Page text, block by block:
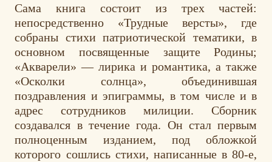
Сама книга состоит из трех частей:
непосредственно «Трудные версты», где
собраны стихи патриотической тематики, в
основном посвященные защите Родины;
«Акварели» — лирика и романтика, а также
«Осколки солнца», объединившая
поздравления и эпиграммы, в том числе и в
адрес сотрудников милиции. Сборник
создавался в течение года. Он стал первым
полноценным изданием, под обложкой
которого сошлись стихи, написанные в 80-е,